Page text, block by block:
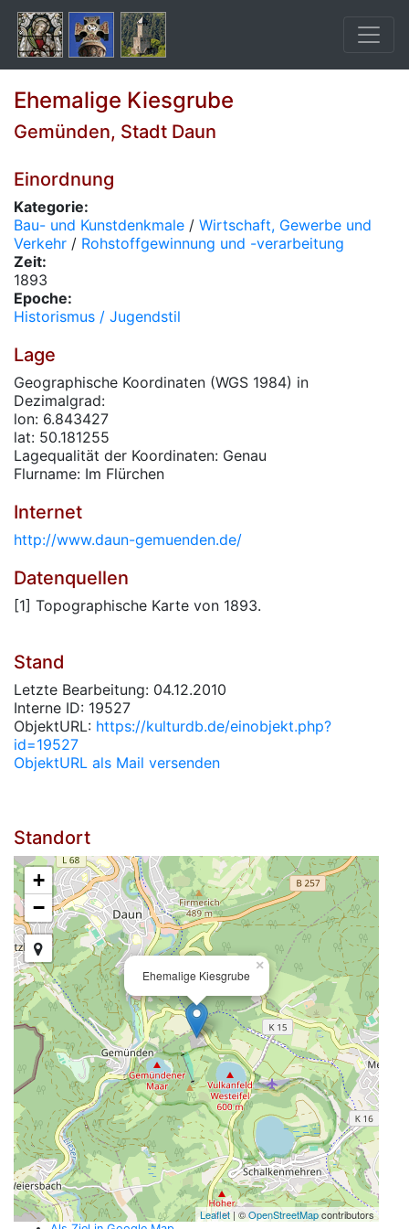
Ehemalige Kiesgrube
Gemünden, Stadt Daun
Einordnung
Kategorie:
Bau- und Kunstdenkmale / Wirtschaft, Gewerbe und
Verkehr / Rohstoffgewinnung und -verarbeitung
Zeit:
1893
Epoche:
Historismus / Jugendstil
Lage
Geographische Koordinaten (WGS 1984) in
Dezimalgrad:
lon: 6.843427
lat: 50.181255
Lagequalität der Koordinaten: Genau
Flurname: Im Flürchen
Internet
http://www.daun-gemuenden.de/
Datenquellen
[1] Topographische Karte von 1893.
Stand
Letzte Bearbeitung: 04.12.2010
Interne ID: 19527
ObjektURL: https://kulturdb.de/einobjekt.php?
id=19527
ObjektURL als Mail versenden
Standort
Ehemalige Kiesgrube
×
+
−
Leaflet | ©OpenStreetMapcontributors